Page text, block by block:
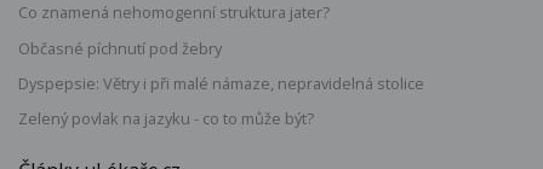
Co znamená nehomogenní struktura jater?
Občasné píchnutí pod žebry
Dyspepsie: Větry i při malé námaze, nepravidelná stolice
Zelený povlak na jazyku - co to může být?